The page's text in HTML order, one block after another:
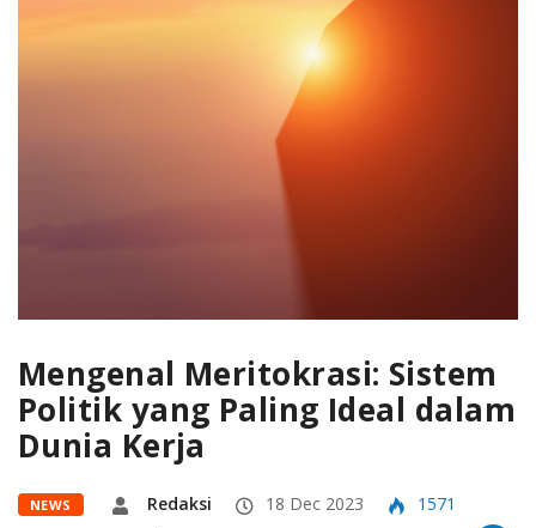
Mengenal Meritokrasi: Sistem
Politik yang Paling Ideal dalam
Dunia Kerja
NEWS Redaksi 18 Dec 2023
1571